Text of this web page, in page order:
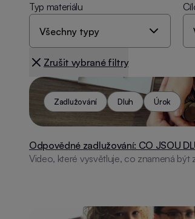
Typ materiálu
Zrušit vybrané filtry
Zadlužování Dluh Úrok
Odpovědné zadlužování: CO JSOU
Video, které vysvětluje, co znamená být